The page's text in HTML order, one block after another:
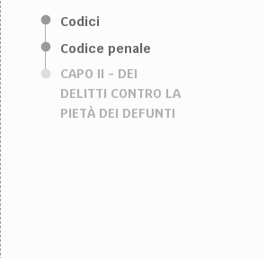
Matematica, Fisica,
Biologia, Cifrematica,
Medicina
Codici
Codice penale
CAPO II - DEI
DELITTI CONTRO LA
PIETÀ DEI DEFUNTI